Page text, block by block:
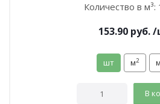
Количество в м³:
153.90 руб./
шт м2 м
В